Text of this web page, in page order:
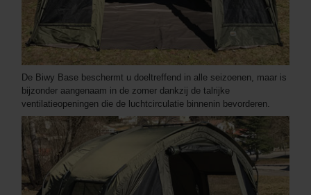
De Biwy Base beschermt u doeltreffend in alle seizoenen, maar is
bijzonder aangenaam in de zomer dankzij de talrijke
ventilatieopeningen die de luchtcirculatie binnenin bevorderen.